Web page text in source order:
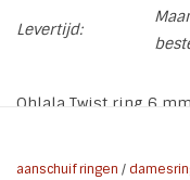
Levertijd:
Ohlala Twist ring 6
aanschuif ringen /